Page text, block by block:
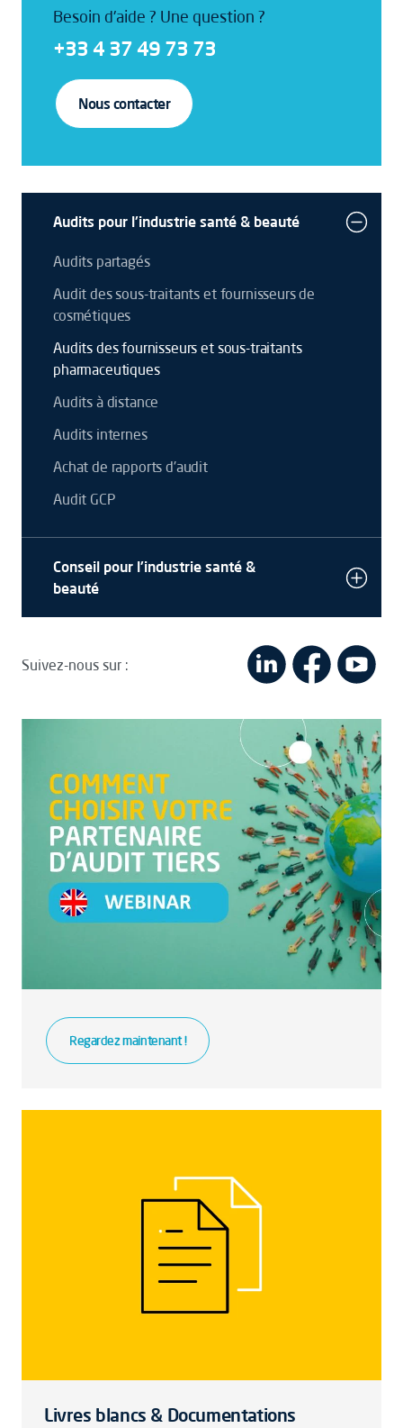
Besoin d'aide ? Une question ?
+33 4 37 49 73 73
Nous contacter
Audits pour l'industrie santé & beauté
Audits partagés
Audit des sous-traitants et fournisseurs de
cosmétiques
Audits des fournisseurs et sous-traitants
pharmaceutiques
Audits à distance
Audits internes
Achat de rapports d'audit
Audit GCP
Conseil pour l'industrie santé &
beauté
Suivez-nous sur :
Regardez maintenant !
Livres blancs & Documentations